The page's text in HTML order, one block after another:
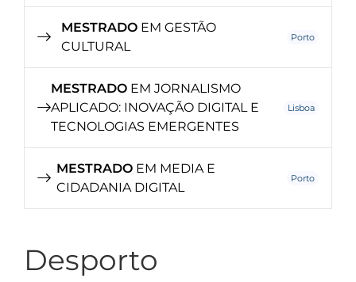
MESTRADOEM GESTÃO
CULTURAL
Porto
MESTRADO EM JORNALISMO
APLICADO: INOVAÇÃO DIGITAL E
TECNOLOGIAS EMERGENTES
Lisboa
MESTRADOEM MEDIA E
CIDADANIA DIGITAL
Porto
Desporto